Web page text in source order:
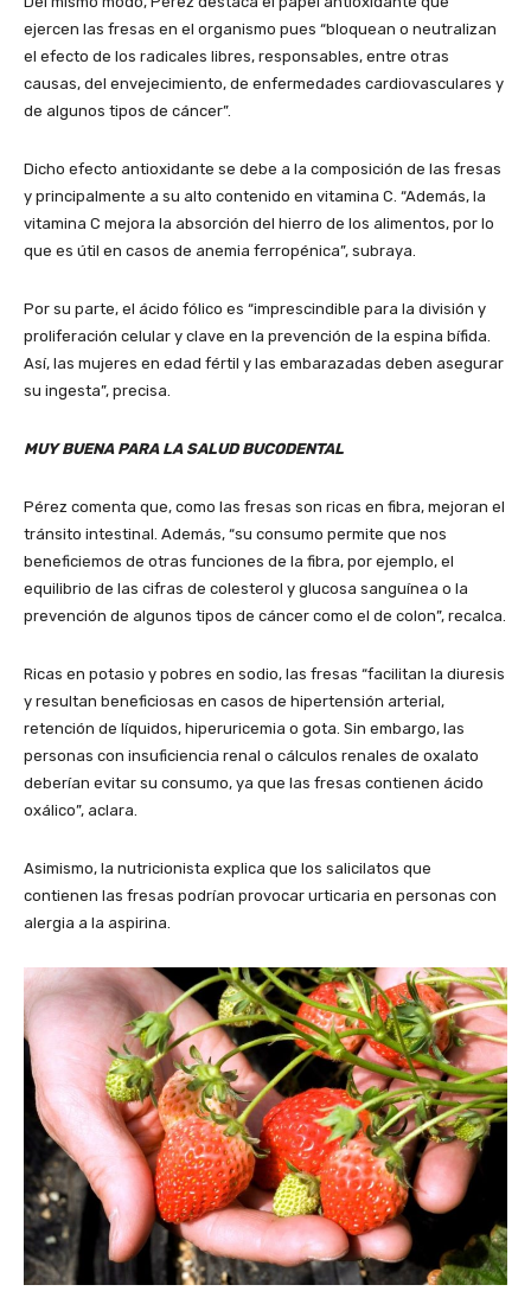
ejercen las fresas en el organismo pues “bloquean o neutralizan
el efecto de los radicales libres, responsables, entre otras
causas, del envejecimiento, de enfermedades cardiovasculares y
de algunos tipos de cáncer”.
Dicho efecto antioxidante se debe a la composición de las fresas
y principalmente a su alto contenido en vitamina C. “Además, la
vitamina C mejora la absorción del hierro de los alimentos, por lo
que es útil en casos de anemia ferropénica”, subraya.
Por su parte, el ácido fólico es “imprescindible para la división y
proliferación celular y clave en la prevención de la espina bífida.
Así, las mujeres en edad fértil y las embarazadas deben asegurar
su ingesta”, precisa.
MUY BUENA PARA LA SALUD BUCODENTAL
Pérez comenta que, como las fresas son ricas en fibra, mejoran el
tránsito intestinal. Además, “su consumo permite que nos
beneficiemos de otras funciones de la fibra, por ejemplo, el
equilibrio de las cifras de colesterol y glucosa sanguínea o la
prevención de algunos tipos de cáncer como el de colon”, recalca.
Ricas en potasio y pobres en sodio, las fresas “facilitan la diuresis
y resultan beneficiosas en casos de hipertensión arterial,
retención de líquidos, hiperuricemia o gota. Sin embargo, las
personas con insuficiencia renal o cálculos renales de oxalato
deberían evitar su consumo, ya que las fresas contienen ácido
oxálico”, aclara.
Asimismo, la nutricionista explica que los salicilatos que
contienen las fresas podrían provocar urticaria en personas con
alergia a la aspirina.